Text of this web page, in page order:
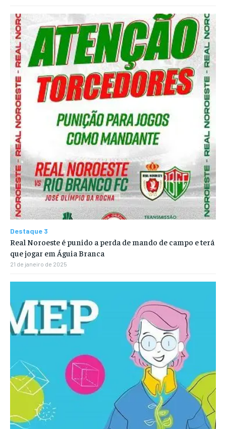
Destaque 3
Real Noroeste é punido a perda de mando de campo e terá
que jogar em Águia Branca
21 de janeiro de 2025